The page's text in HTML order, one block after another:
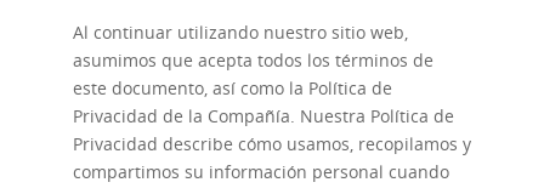
Al continuar utilizando nuestro sitio web,
asumimos que acepta todos los términos de
este documento, así como la Política de
Privacidad de la Compañía. Nuestra Política de
Privacidad describe cómo usamos, recopilamos y
compartimos su información personal cuando